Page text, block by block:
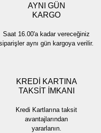
AYNI GÜN
KARGO
Saat 16.00'a kadar vereceğiniz
aynı gün kargoya verilir.
KREDİ KARTINA
TAKSİT İMKANI
Kredi Kartlarına taksit
avantajlarından
yararlanın.